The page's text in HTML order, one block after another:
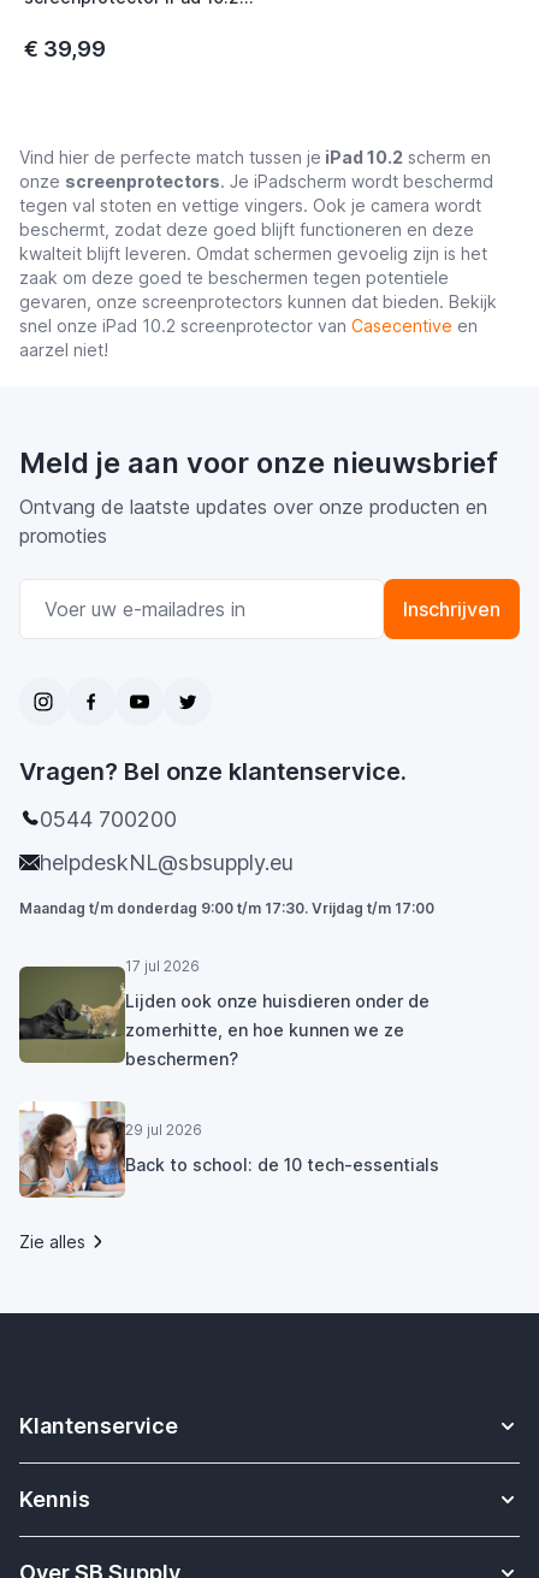
€ 39,99
Vind hier de perfecte match tussen je iPad 10.2 scherm en
onze screenprotectors. Je iPadscherm wordt beschermd
tegen val stoten en vettige vingers. Ook je camera wordt
beschermt, zodat deze goed blijft functioneren en deze
kwalteit blijft leveren. Omdat schermen gevoelig zijn is het
zaak om deze goed te beschermen tegen potentiele
gevaren, onze screenprotectors kunnen dat bieden. Bekijk
snel onze iPad 10.2 screenprotector van Casecentive en
aarzel niet!
Meld je aan voor onze nieuwsbrief
Ontvang de laatste updates over onze producten en
promoties
Inschrijven
Vragen? Bel onze klantenservice.
0544 700200
helpdeskNL@sbsupply.eu
Maandag t/m donderdag 9:00 t/m 17:30. Vrijdag t/m 17:00
17 jul 2026
Lijden ook onze huisdieren onder de
zomerhitte, en hoe kunnen we ze
beschermen?
29 jul 2026
Back to school: de 10 tech-essentials
Zie alles
Klantenservice
Contact
Verzending & bezorging
Kennis
Apple Watch bandjes kennisbank
Over SB Supply